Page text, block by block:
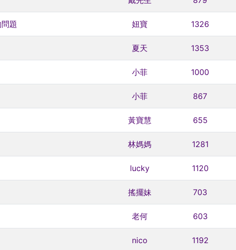
題 妞寶 1326
夏天 1353
小菲 1000
小菲 867
黃寶慧 655
林媽媽 1281
lucky 1120
搖擺妹 703
老何 603
nico 1192